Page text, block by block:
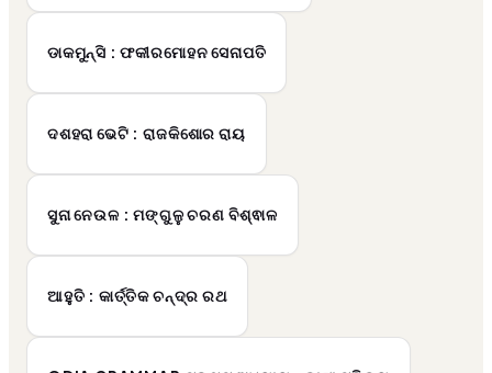
ଡାକମୁନ୍ସି : ଫକୀରମୋହନ ସେନାପତି
ଦଶହରା ଭେଟି : ରାଜକିଶୋର ରାୟ
ସୁନା ନେଉଳ : ମଙ୍ଗୁଳୁ ଚରଣ ବିଶ୍ଵାଳ
ଆହୁତି : କାର୍ତ୍ତିକ ଚନ୍ଦ୍ର ରଥ